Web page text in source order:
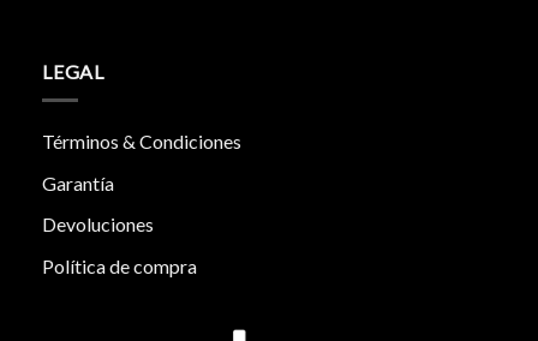
LEGAL
Términos & Condiciones
Garantía
Devoluciones
Política de compra